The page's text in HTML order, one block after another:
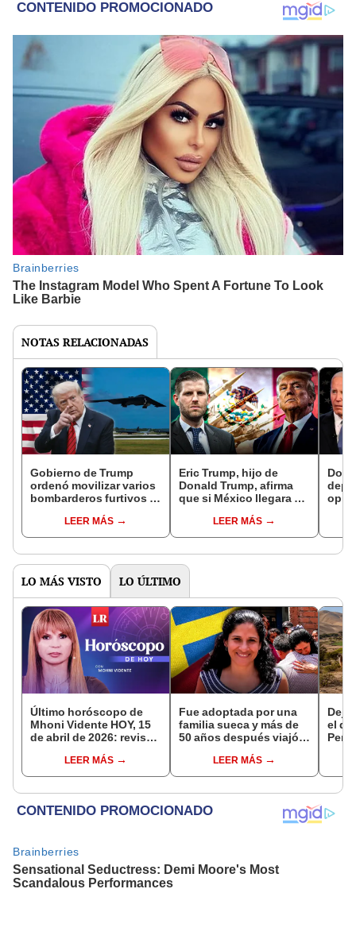
NOTAS RELACIONADAS
Gobierno de Trump
ordenó movilizar varios
bombarderos furtivos B-
de un posible ataque a
Irán
LEER MÁS
Eric Trump, hijo de
Donald Trump, afirma
que si México llegara a
"sería decapitado en
cuatro segundos"
LEER MÁS
LO MÁS VISTO LO ÚLTIMO
Último horóscopo de
Mhoni Vidente HOY, 15
de abril de 2026: revisa
signo y entérate si te
espera un día
LEER MÁS
Fue adoptada por una
familia sueca y más de
50 años después viajó a
sus raíces: "Encontré
esa parte faltante"
LEER MÁS
Dejó
el